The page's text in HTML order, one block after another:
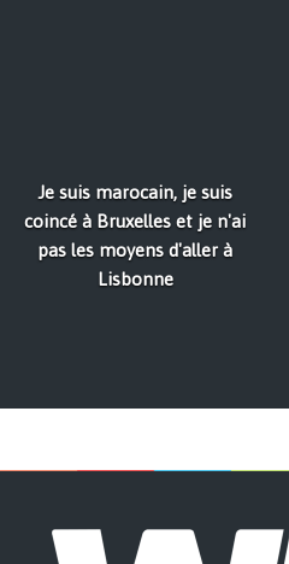
Je suis marocain, je suis
coincé à Bruxelles et je n'ai
pas les moyens d'aller à
Lisbonne